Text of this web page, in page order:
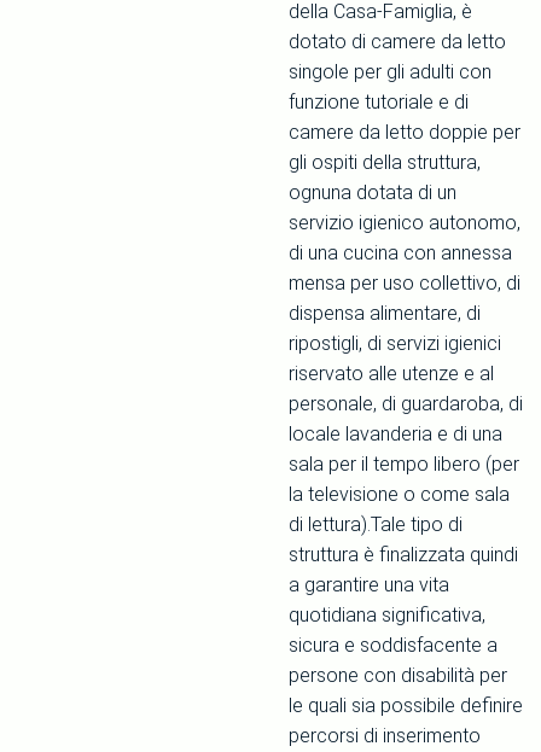
della Casa-Famiglia, è
dotato di camere da letto
singole per gli adulti con
funzione tutoriale e di
camere da letto doppie per
gli ospiti della struttura,
ognuna dotata di un
servizio igienico autonomo,
di una cucina con annessa
mensa per uso collettivo, di
dispensa alimentare, di
ripostigli, di servizi igienici
riservato alle utenze e al
personale, di guardaroba, di
locale lavanderia e di una
sala per il tempo libero (per
la televisione o come sala
di lettura).Tale tipo di
struttura è finalizzata quindi
a garantire una vita
quotidiana significativa,
sicura e soddisfacente a
persone con disabilità per
le quali sia possibile definire
percorsi di inserimento